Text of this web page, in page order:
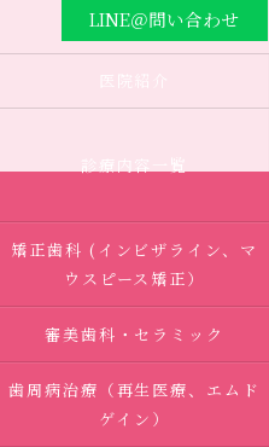
LINE＠問い合わせ
医院紹介
診療内容一覧
矯正歯科 (インビザライン、マ
ウスピース矯正）
審美歯科・セラミック
歯周病治療（再生医療、エムド
ゲイン）